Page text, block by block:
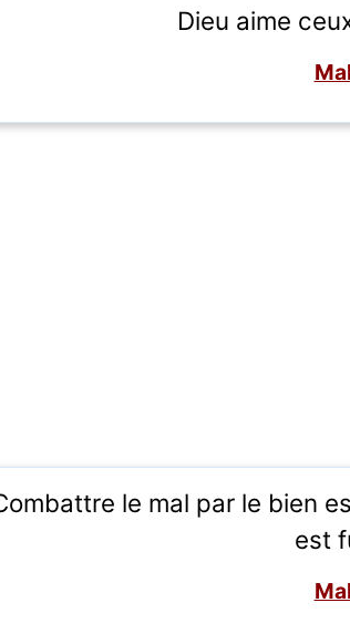
Dieu aime
le mal par le bien
est